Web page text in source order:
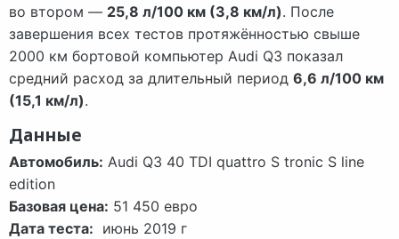
во втором — 25,8 л/100 км (3,8 км/л). После
завершения всех тестов протяжённостью свыше
2000 км бортовой компьютер Audi Q3 показал
средний расход за длительный период 6,6 л/100 км
(15,1 км/л).
Данные
Автомобиль: Audi Q3 40 TDI quattro S tronic S line
edition
Базовая цена: 51 450 евро
Дата теста: июнь 2019 г